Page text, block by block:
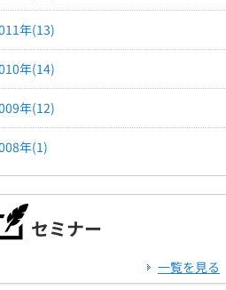
年(13)
年(14)
年(12)
年(1)
セミナー
一覧を見る